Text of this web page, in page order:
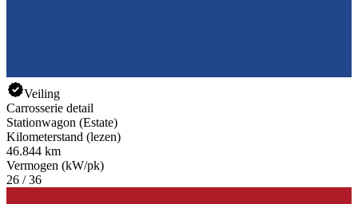
Veiling
Carrosserie detail
Stationwagon (Estate)
Kilometerstand (lezen)
46.844 km
Vermogen (kW/pk)
26 / 36